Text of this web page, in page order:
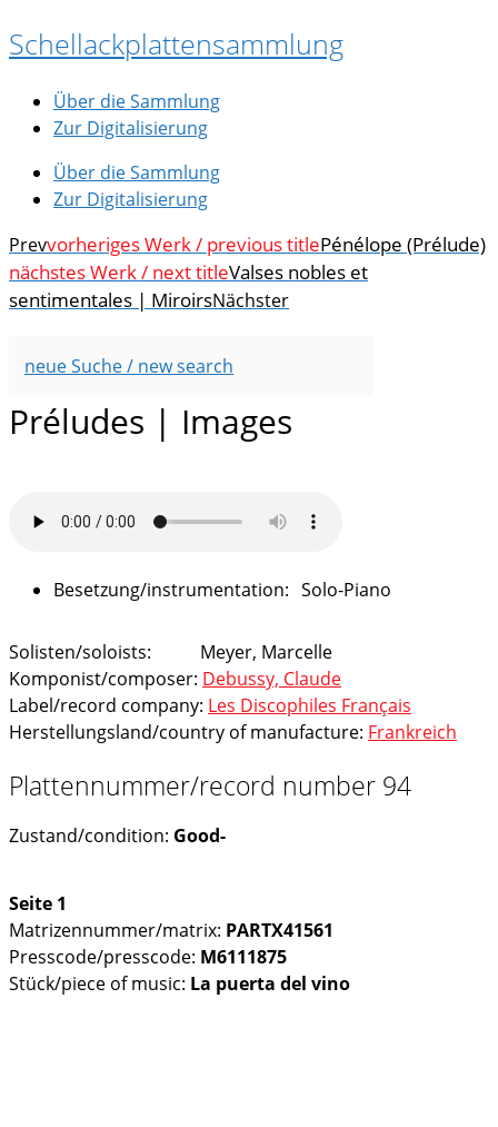
Zum
Inhalt
springen
Schellackplattensammlung
Über die Sammlung
Zur Digitalisierung
Über die Sammlung
Zur Digitalisierung
Prevvorheriges Werk / previous titlePénélope (Prélude)
nächstes Werk / next titleValses nobles et
sentimentales | MiroirsNächster
neue Suche / new search
Préludes | Images
Solo-Piano
Solisten/soloists:
Meyer, Marcelle
Komponist/composer: Debussy, Claude
Label/record company: Les Discophiles Français
Herstellungsland/country of manufacture: Frankreich
Plattennummer/record number 94
Zustand/condition: Good-
Seite 1
Matrizennummer/matrix: PARTX41561
Presscode/presscode: M6111875
Stück/piece of music: La puerta del vino